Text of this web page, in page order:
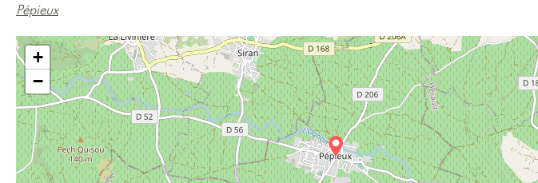
Pépieux
+
−